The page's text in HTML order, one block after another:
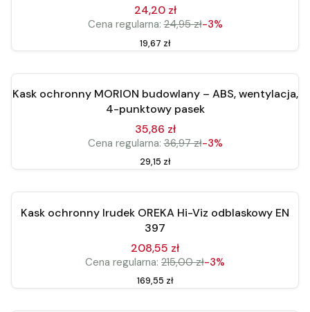
24,20 zł
Cena regularna: 24,95 zł-3%
Cena
19,67 zł
Okazja
Zobacz produkt
Kask ochronny MORION budowlany – ABS, wentylacja,
4-punktowy pasek
35,86 zł
Cena regularna: 36,97 zł-3%
Cena
29,15 zł
Do koszyka
Kask ochronny Irudek OREKA Hi-Viz odblaskowy EN
397
208,55 zł
Cena regularna: 215,00 zł-3%
Cena
169,55 zł
Do koszyka